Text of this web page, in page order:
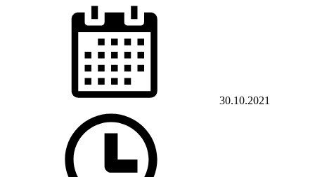
30.10.2021